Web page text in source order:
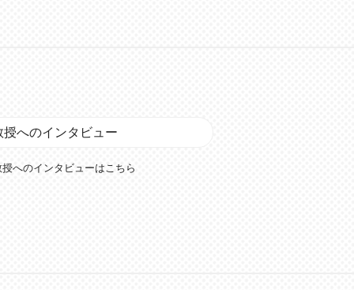
授へのインタビュー
授へのインタビューはこちら